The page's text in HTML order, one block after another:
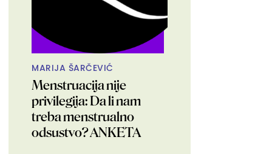
MARIJA ŠARČEVIĆ
Menstruacija nije
privilegija: Da li nam
treba menstrualno
odsustvo? ANKETA